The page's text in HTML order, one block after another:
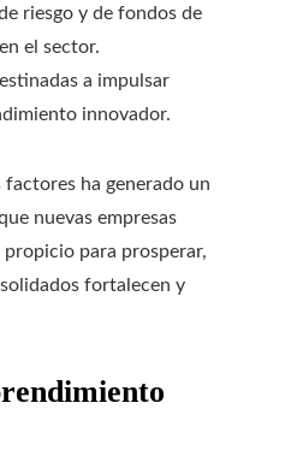
riesgo y de fondos de
el sector.
a impulsar
innovador.
factores ha generado un
nuevas empresas
para prosperar,
fortalecen y